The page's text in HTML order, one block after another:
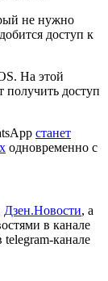
не нужно
доступ к
На этой
получить доступ
станет
одновременно с
Дзен.Новости, а
в канале
канале